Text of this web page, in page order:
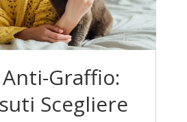
Graffio:
Scegliere